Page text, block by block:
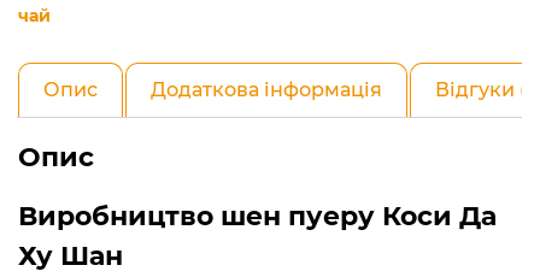
Ху
кількість
чай
Опис Додаткова інформація Відгуки
Опис
Виробництво шен пуеру Коси Да
Ху Шан